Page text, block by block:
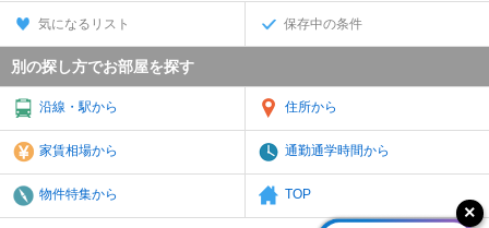
気になるリスト 保存中の条件
別の探し方でお部屋を探す
沿線・駅から 住所から
家賃相場から 通勤通学時間から
物件特集から TOP